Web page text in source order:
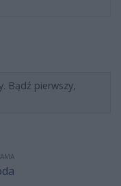
Bądź pierwszy,